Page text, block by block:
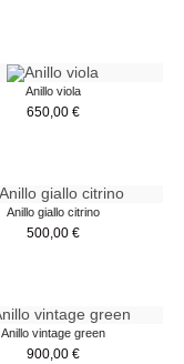
Anillo viola
650,00 €
Anillo giallo citrino
500,00 €
Anillo vintage green
900,00 €